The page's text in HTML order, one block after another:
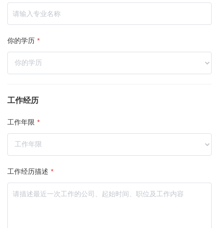
你的学历 *
工作经历
工作年限 *
工作经历描述 *